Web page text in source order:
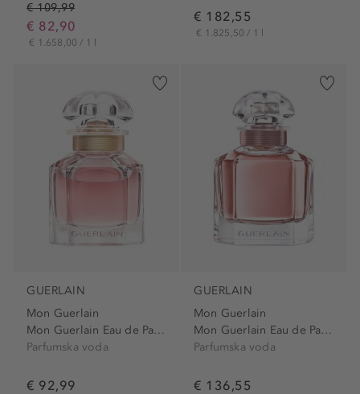
€ 109,99
€ 82,90
€ 1.658,00 / 1 l
€ 182,55
€ 1.825,50 / 1 l
GUERLAIN
Mon Guerlain
Mon Guerlain Eau de Parfum
Parfumska voda
€ 92,99
GUERLAIN
Mon Guerlain
Mon Guerlain Eau de Parfum...
Parfumska voda
€ 136,55